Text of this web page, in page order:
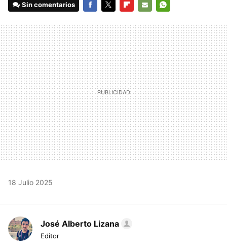
Sin comentarios
MAIL
18 Julio 2025
José Alberto Lizana
Editor